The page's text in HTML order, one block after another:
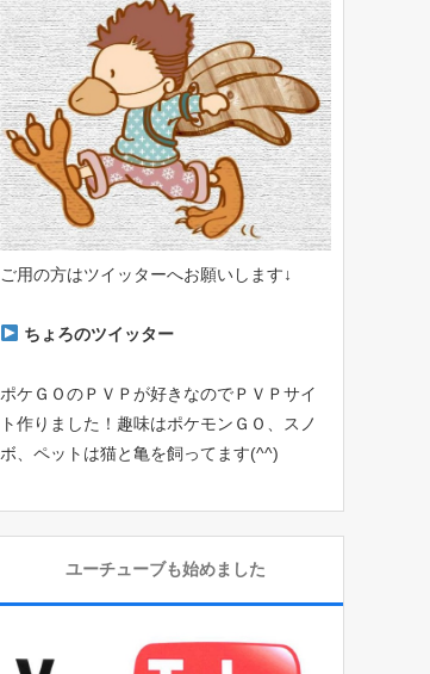
ご用の方はツイッターへお願いします↓
ちょろのツイッター
ポケＧＯのＰＶＰが好きなのでＰＶＰサイ
ト作りました！趣味はポケモンＧＯ、スノ
ボ、ペットは猫と亀を飼ってます(^^)
ユーチューブも始めました